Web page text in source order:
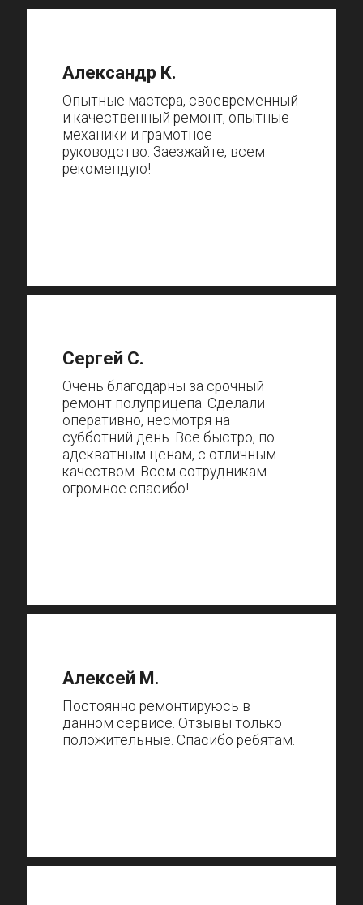
Александр К.
Опытные мастера, своевременный
и качественный ремонт, опытные
механики и грамотное
руководство. Заезжайте, всем
рекомендую!
Сергей С.
Очень благодарны за срочный
ремонт полуприцепа. Сделали
оперативно, несмотря на
субботний день. Все быстро, по
адекватным ценам, с отличным
качеством. Всем сотрудникам
огромное спасибо!
Алексей М.
Постоянно ремонтируюсь в
данном сервисе. Отзывы только
положительные. Спасибо ребятам.